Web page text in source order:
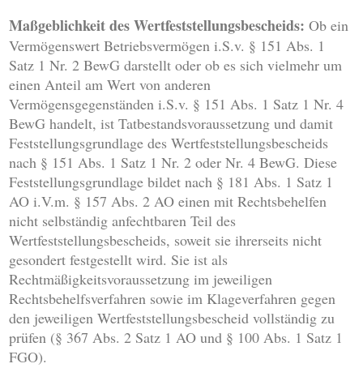
Maßgeblichkeit des Wertfeststellungsbescheids: Ob ein
Vermögenswert Betriebsvermögen i.S.v. § 151 Abs. 1
Satz 1 Nr. 2 BewG darstellt oder ob es sich vielmehr um
einen Anteil am Wert von anderen
Vermögensgegenständen i.S.v. § 151 Abs. 1 Satz 1 Nr. 4
BewG handelt, ist Tatbestandsvoraussetzung und damit
Feststellungsgrundlage des Wertfeststellungsbescheids
nach § 151 Abs. 1 Satz 1 Nr. 2 oder Nr. 4 BewG. Diese
Feststellungsgrundlage bildet nach § 181 Abs. 1 Satz 1
AO i.V.m. § 157 Abs. 2 AO einen mit Rechtsbehelfen
nicht selbständig anfechtbaren Teil des
Wertfeststellungsbescheids, soweit sie ihrerseits nicht
gesondert festgestellt wird. Sie ist als
Rechtmäßigkeitsvoraussetzung im jeweiligen
Rechtsbehelfsverfahren sowie im Klageverfahren gegen
den jeweiligen Wertfeststellungsbescheid vollständig zu
prüfen (§ 367 Abs. 2 Satz 1 AO und § 100 Abs. 1 Satz 1
FGO).